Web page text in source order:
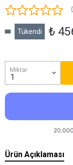
Tükendi ₺
Miktar
Ürün Açıklaması